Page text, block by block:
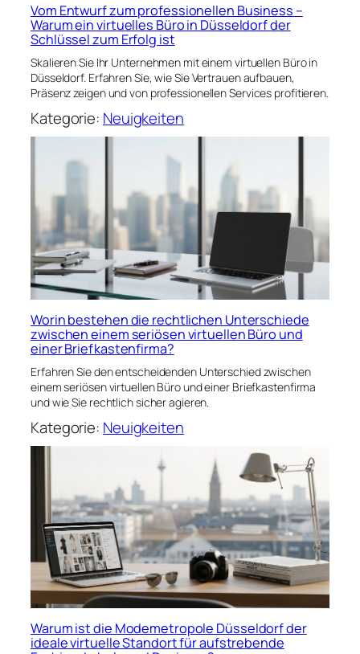
Vom Entwurf zum professionellen Business –
Warum ein virtuelles Büro in Düsseldorf der
Schlüssel zum Erfolg ist
Skalieren Sie Ihr Unternehmen mit einem virtuellen Büro in
Düsseldorf. Erfahren Sie, wie Sie Vertrauen aufbauen,
Präsenz zeigen und von professionellen Services profitieren.
Kategorie: Neuigkeiten
Worin bestehen die rechtlichen Unterschiede
zwischen einem seriösen virtuellen Büro und
einer Briefkastenfirma?
Erfahren Sie den entscheidenden Unterschied zwischen
einem seriösen virtuellen Büro und einer Briefkastenfirma
und wie Sie rechtlich sicher agieren.
Kategorie: Neuigkeiten
Warum ist die Modemetropole Düsseldorf der
ideale virtuelle Standort für aufstrebende